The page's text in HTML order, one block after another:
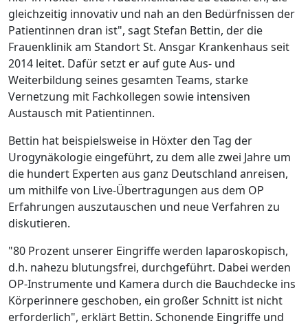
gleichzeitig innovativ und nah an den Bedürfnissen der
Patientinnen dran ist", sagt Stefan Bettin, der die
Frauenklinik am Standort St. Ansgar Krankenhaus seit
2014 leitet. Dafür setzt er auf gute Aus- und
Weiterbildung seines gesamten Teams, starke
Vernetzung mit Fachkollegen sowie intensiven
Austausch mit Patientinnen.
Bettin hat beispielsweise in Höxter den Tag der
Urogynäkologie eingeführt, zu dem alle zwei Jahre um
die hundert Experten aus ganz Deutschland anreisen,
um mithilfe von Live-Übertragungen aus dem OP
Erfahrungen auszutauschen und neue Verfahren zu
diskutieren.
"80 Prozent unserer Eingriffe werden laparoskopisch,
d.h. nahezu blutungsfrei, durchgeführt. Dabei werden
OP-Instrumente und Kamera durch die Bauchdecke ins
Körperinnere geschoben, ein großer Schnitt ist nicht
erforderlich", erklärt Bettin. Schonende Eingriffe und